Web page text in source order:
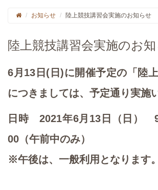
お知らせ 陸上競技講習会実施のお知らせ
陸上競技講習会実施のお
6月13日(日)に開催予定の「陸上
につきましては、予定通り実施
日時 2021年6月13日（日） 9
00（午前中のみ）
※午後は、一般利用となります。